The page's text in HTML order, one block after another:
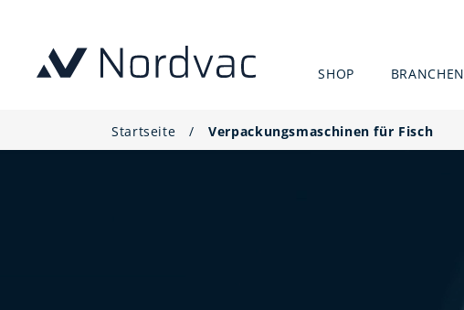
SHOP BRANCHEN
Startseite / Verpackungsmaschinen für Fisch